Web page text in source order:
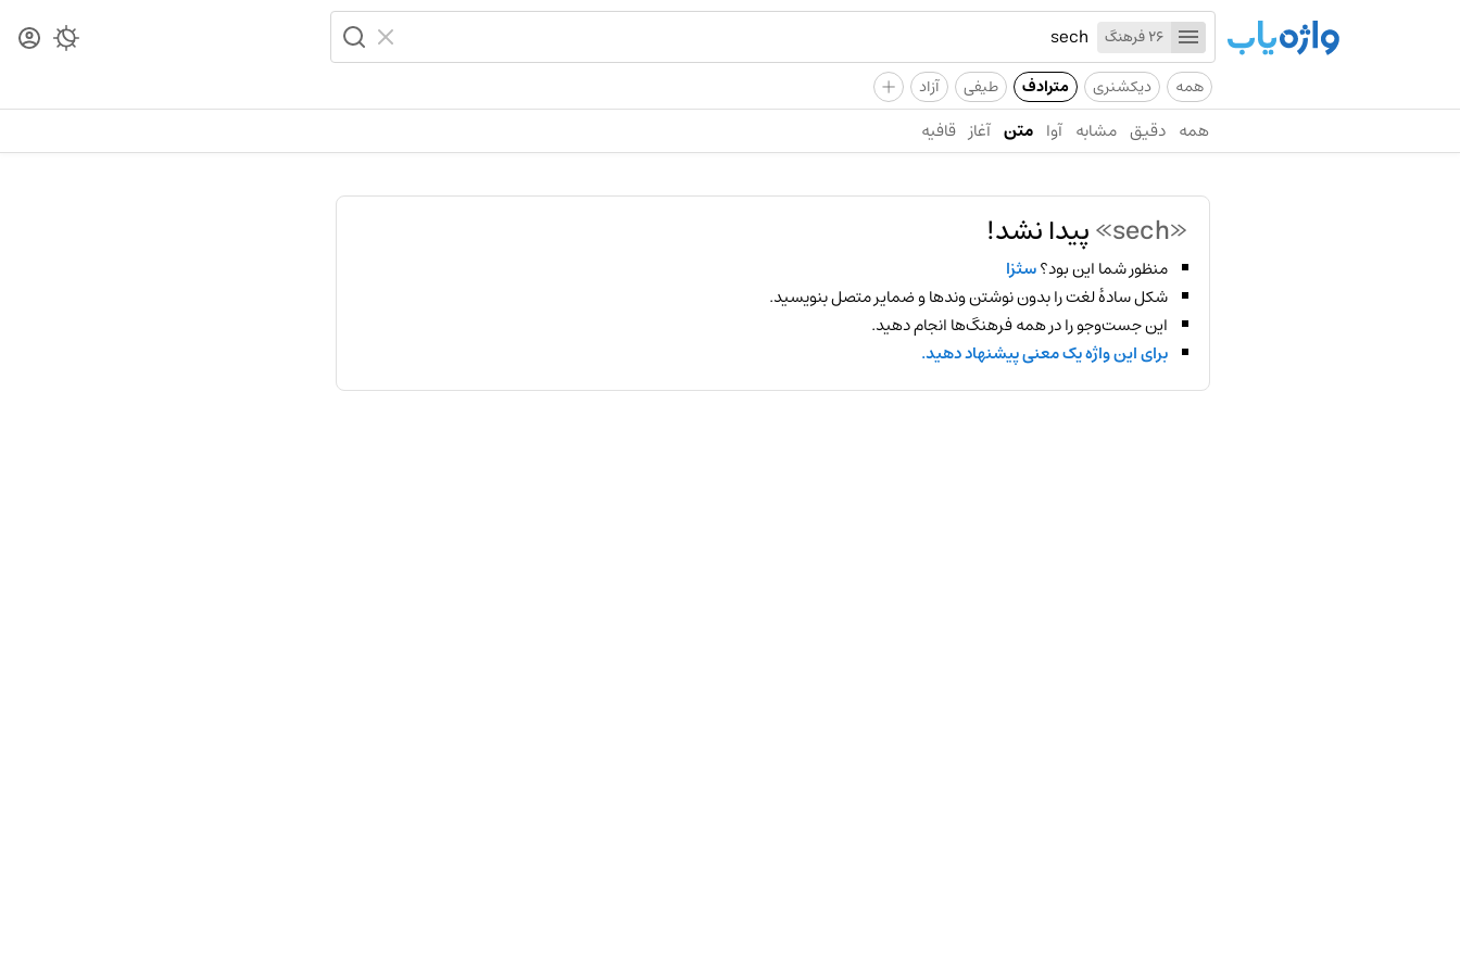
26 فرهنگ
همه دیکشنری مترادف طیفی آزاد +
همه دقیق مشابه آوا متن آغاز قافیه
«sech» پیدا نشد!
منظور شما این بود؟سثزا
شکل سادهٔ لغت را بدون نوشتن وندها و ضمایر متصل بنویسید.
این جست‌وجو را در همه فرهنگ‌ها انجام دهید.
برای این واژه یک معنی پیشنهاد دهید.